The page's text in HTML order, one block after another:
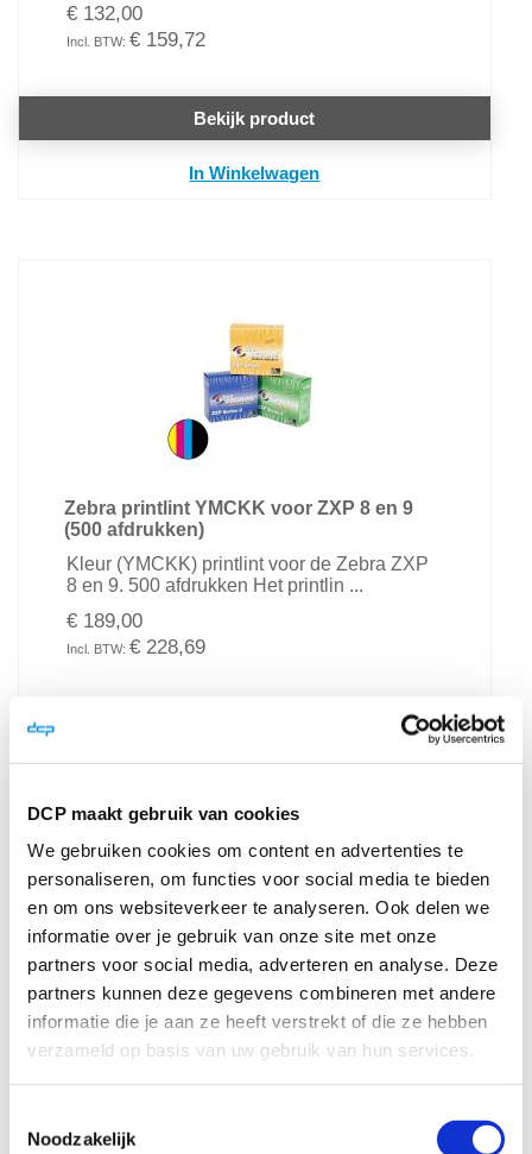
DCP maakt gebruik van cookies
We gebruiken cookies om content en advertenties te
personaliseren, om functies voor social media te bieden
en om ons websiteverkeer te analyseren. Ook delen we
informatie over je gebruik van onze site met onze
partners voor social media, adverteren en analyse. Deze
partners kunnen deze gegevens combineren met andere
informatie die je aan ze heeft verstrekt of die ze hebben
verzameld op basis van uw gebruik van hun services.
Noodzakelijk
€ 132,00
€ 159,72
Bekijk product
In Winkelwagen
Zebra printlint YMCKK voor ZXP 8 en 9
(500 afdrukken)
Kleur (YMCKK) printlint voor de Zebra ZXP
8 en 9. 500 afdrukken Het printlin ...
€ 189,00
€ 228,69
ZXP 8 en 9 (625 afdrukken)